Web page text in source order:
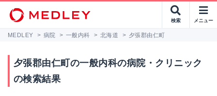
検索 メニュー
MEDLEY > 病院 > 一般内科 > 北海道 > 夕張郡由仁町
夕張郡由仁町の一般内科の病院・クリニック
の検索結果